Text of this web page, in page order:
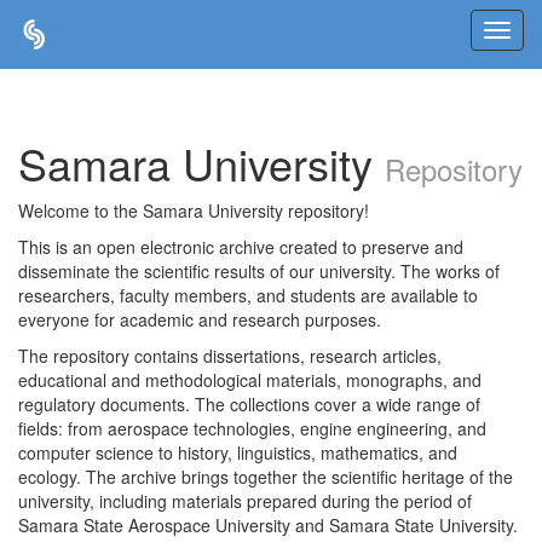
Samara University Repository
Welcome to the Samara University repository!
This is an open electronic archive created to preserve and
disseminate the scientific results of our university. The works of
researchers, faculty members, and students are available to
everyone for academic and research purposes.
The repository contains dissertations, research articles,
educational and methodological materials, monographs, and
regulatory documents. The collections cover a wide range of
fields: from aerospace technologies, engine engineering, and
computer science to history, linguistics, mathematics, and
ecology. The archive brings together the scientific heritage of the
university, including materials prepared during the period of
Samara State Aerospace University and Samara State University.